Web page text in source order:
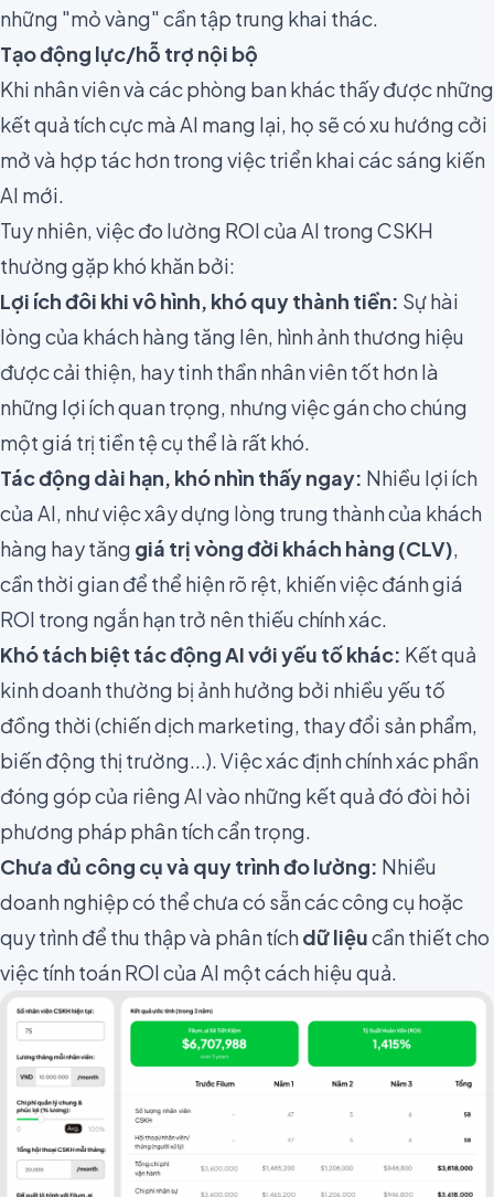
những "mỏ vàng" cần tập trung khai thác.
Tạo động lực/hỗ trợ nội bộ
Khi nhân viên và các phòng ban khác thấy được những
kết quả tích cực mà AI mang lại, họ sẽ có xu hướng cởi
mở và hợp tác hơn trong việc triển khai các sáng kiến
AI mới.
Tuy nhiên, việc đo lường ROI của AI trong CSKH
thường gặp khó khăn bởi:
Lợi ích đôi khi vô hình, khó quy thành tiền: Sự hài
lòng của khách hàng tăng lên, hình ảnh thương hiệu
được cải thiện, hay tinh thần nhân viên tốt hơn là
những lợi ích quan trọng, nhưng việc gán cho chúng
một giá trị tiền tệ cụ thể là rất khó.
Tác động dài hạn, khó nhìn thấy ngay: Nhiều lợi ích
của AI, như việc xây dựng lòng trung thành của khách
hàng hay tăng giá trị vòng đời khách hàng (CLV),
cần thời gian để thể hiện rõ rệt, khiến việc đánh giá
ROI trong ngắn hạn trở nên thiếu chính xác.
Khó tách biệt tác động AI với yếu tố khác: Kết quả
kinh doanh thường bị ảnh hưởng bởi nhiều yếu tố
đồng thời (chiến dịch marketing, thay đổi sản phẩm,
biến động thị trường...). Việc xác định chính xác phần
đóng góp của riêng AI vào những kết quả đó đòi hỏi
phương pháp phân tích cẩn trọng.
Chưa đủ công cụ và quy trình đo lường: Nhiều
doanh nghiệp có thể chưa có sẵn các công cụ hoặc
quy trình để thu thập và phân tíchdữ liệucần thiết cho
việc tính toán ROI của AI một cách hiệu quả.